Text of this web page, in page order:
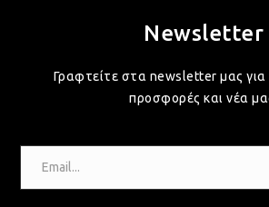
Newsletter
Γραφτείτε στα newsletter μας για
προσφορές και νέα